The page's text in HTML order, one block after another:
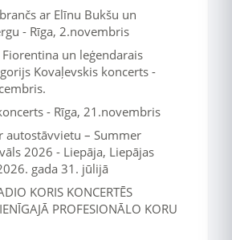
ar Elīnu Bukšu un
- Rīga, 2.novembris
un leģendarais
Kovaļevskis koncerts -
- Rīga, 21.novembris
autostāvvietu – Summer
2026 - Liepāja, Liepājas
gada 31. jūlijā
KORIS KONCERTĒS
PROFESIONĀLO KORU